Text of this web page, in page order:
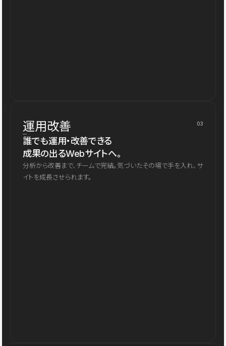
運用改善 03
誰でも運用・改善できる
成果の出るWebサイトへ。
分析から改善まで、チームで完結。気づいたその場で手を入れ、サ
イトを成長させられます。